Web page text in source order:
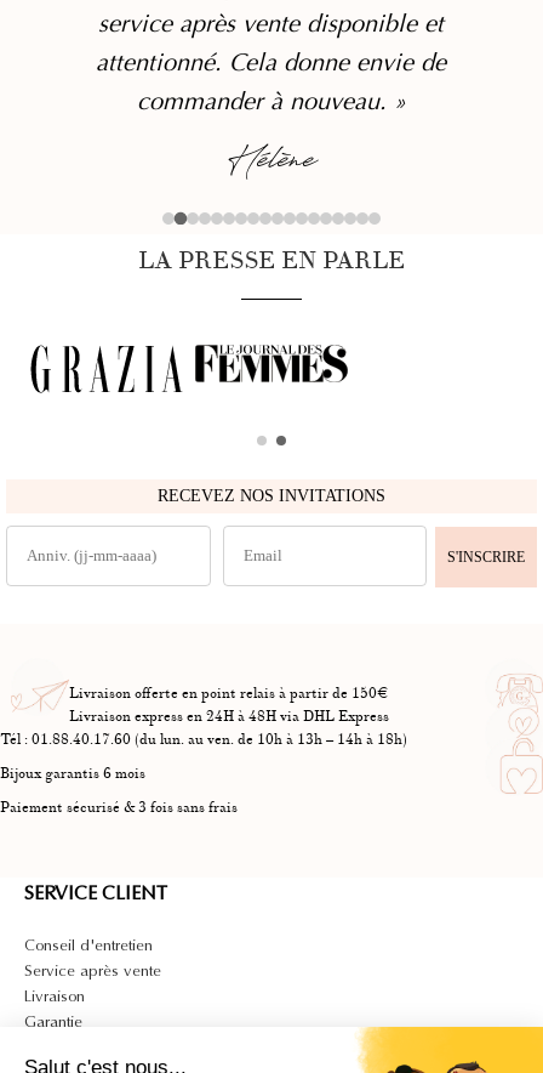
Salut c'est nous...
service après vente disponible et
attentionné. Cela donne envie de
commander à nouveau. »
Hélène
LA PRESSE EN PARLE
RECEVEZ NOS INVITATIONS
S'INSCRIRE
Livraison offerte en point relais à partir de 150€
Livraison express en 24H à 48H via DHL Express
Tél : 01.88.40.17.60 (du lun. au ven. de 10h à 13h – 14h à 18h)
Bijoux garantis 6 mois
Paiement sécurisé & 3 fois sans frais
SERVICE CLIENT
Conseil d'entretien
Service après vente
Livraison
Garantie